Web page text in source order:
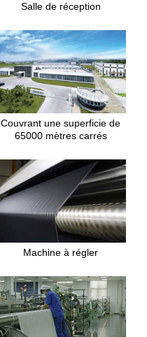
Salle de réception
Couvrant une superficie de
65000 mètres carrés
Machine à régler